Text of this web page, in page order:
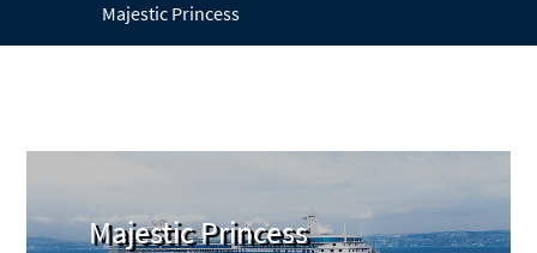
Majestic Princess
Majestic Princess